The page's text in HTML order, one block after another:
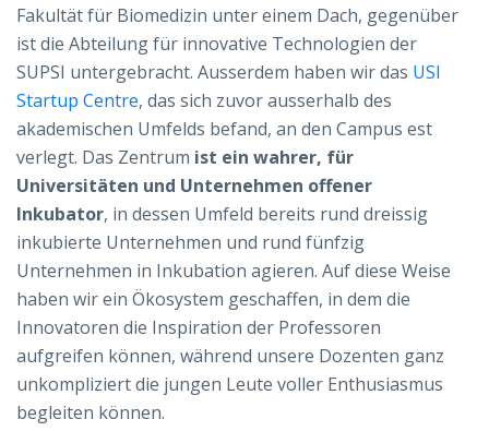
Fakultät für Biomedizin unter einem Dach, gegenüber
ist die Abteilung für innovative Technologien der
SUPSI untergebracht. Ausserdem haben wir das USI
Startup Centre, das sich zuvor ausserhalb des
akademischen Umfelds befand, an den Campus est
verlegt. Das Zentrum ist ein wahrer, für
Universitäten und Unternehmen offener
Inkubator, in dessen Umfeld bereits rund dreissig
inkubierte Unternehmen und rund fünfzig
Unternehmen in Inkubation agieren. Auf diese Weise
haben wir ein Ökosystem geschaffen, in dem die
Innovatoren die Inspiration der Professoren
aufgreifen können, während unsere Dozenten ganz
unkompliziert die jungen Leute voller Enthusiasmus
begleiten können.